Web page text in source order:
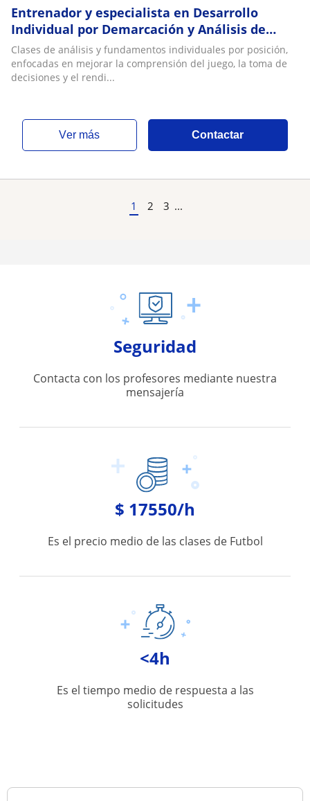
Entrenador y especialista en Desarrollo
Individual por Demarcación y Análisis de
Juego
Clases de análisis y fundamentos individuales por posición,
enfocadas en mejorar la comprensión del juego, la toma de
decisiones y el rendi...
ver más Contactar
1 2 3 ...
Seguridad
Contacta con los profesores mediante nuestra
mensajería
$ 17550/h
Es el precio medio de las clases de Futbol
<4h
Es el tiempo medio de respuesta a las
solicitudes